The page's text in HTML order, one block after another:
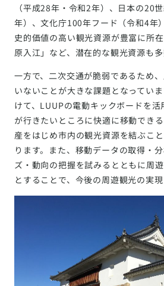
（平成28年・令和2年）、日本の20
年）、文化庁100年フード（令和4年
史的価値の高い観光資源が豊富に所
原入江」など、潜在的な観光資源も多
一方で、二次交通が脆弱であるため
いないことが大きな課題となってい
けて、LUUPの電動キックボードを活
が行きたいところに快適に移動でき
産をはじめ市内の観光資源を結ぶこ
ります。また、移動データの取得・
ズ・動向の把握を試みるとともに周
とすることで、今後の周遊観光の実現